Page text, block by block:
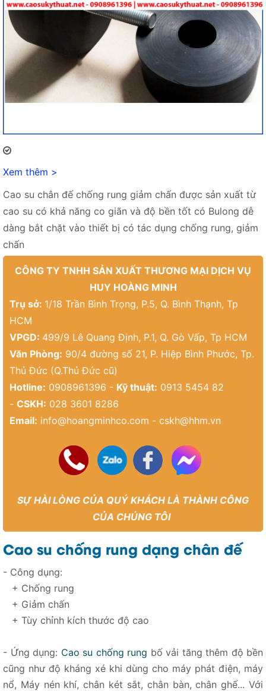
Xem thêm >
Cao su chân đế chống rung giảm chấn được sản xuất từ
cao su có khả năng co giãn và độ bền tốt có Bulong dễ
dàng bắt chặt vào thiết bị có tác dụng chống rung, giảm
chấn
CÔNG TY TNHH SẢN XUẤT THƯƠNG MẠI DỊCH VỤ
HUY HOÀNG MINH
Trụ sở: 1/18 Trần Bình Trọng, P.5, Q. Bình Thạnh, Tp
HCM
VPGD: 499/9 Lê Quang Định, P.1, Q. Gò Vấp, Tp HCM
Văn Phòng: 90/4 đường số 21, P. Hiệp Bình Phước, Tp.
Thủ Đức (Q.Thủ Đức cũ)
Hotline: 0908961396 - Kỹ thuật: 0913 5454 82
- CSKH: 028 3601 8286
Email: info@hoangminhco.com - cskh@hhm.vn
SỰ HÀI LÒNG CỦA QUÝ KHÁCH LÀ THÀNH CÔNG
CỦA CHÚNG TÔI
Cao su chống rung dạng chân đế
- Công dụng:
+ Chống rung
+ Giảm chấn
+ Tùy chỉnh kích thước độ cao
- Ứng dụng: Cao su chống rung bố vải tăng thêm độ bền
cũng như độ kháng xé khi dùng cho máy phát điện, máy
nổ, Máy nén khí, chân két sắt, chân bàn, chân ghế... Với